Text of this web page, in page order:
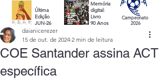
Última
Edição
JUN-26
Memória
digital:
Livro
90 Anos
Campeonato
2026
COE Santander assina ACT
específica
daianicerezer
15 de out. de 2024 2 min de leitura